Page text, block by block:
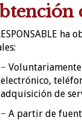
−
electrónico,
adquisición de
− A partir de